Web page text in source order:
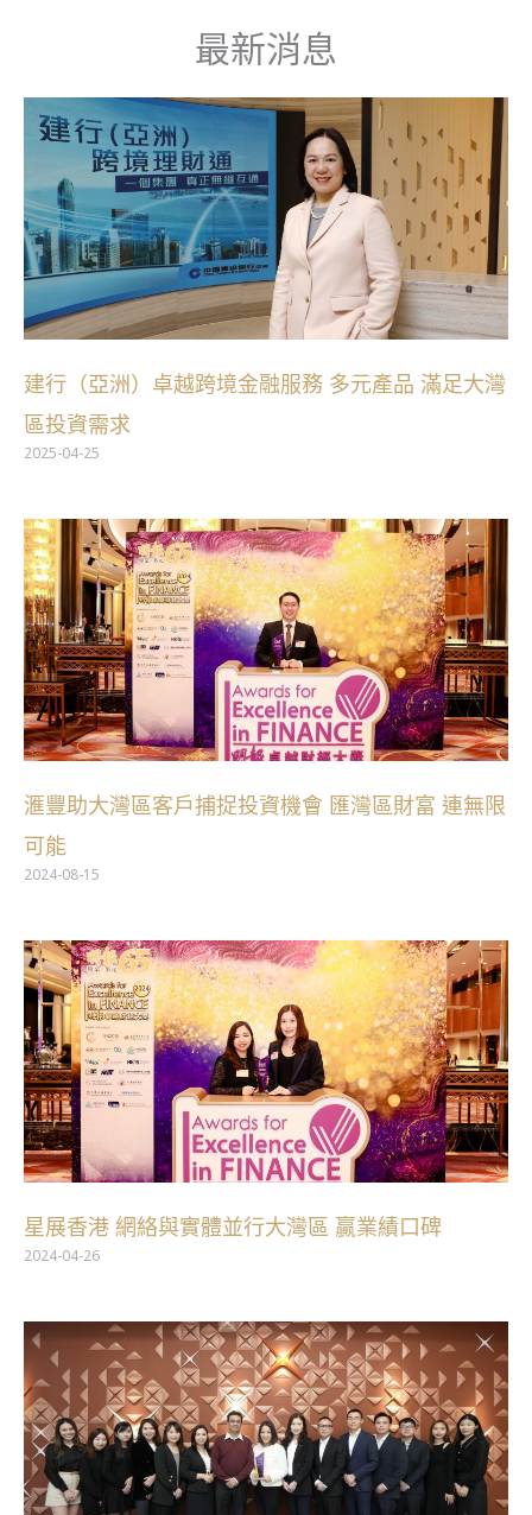
最新消息
建行（亞洲）卓越跨境金融服務 多元產品 滿足大灣
區投資需求
2025-04-25
滙豐助大灣區客戶捕捉投資機會 匯灣區財富 連無限
可能
2024-08-15
星展香港 網絡與實體並行大灣區 贏業績口碑
2024-04-26
頁
面
頁